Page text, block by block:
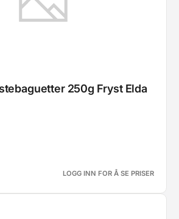
250g Fryst Elda
LOGG INN FOR Å SE PRISER